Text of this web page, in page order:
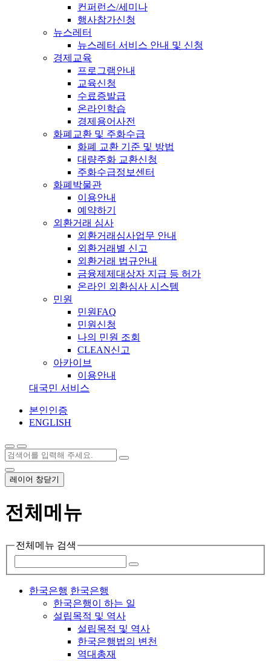
컨퍼런스/세미나
행사참가신청
뉴스레터
뉴스레터 서비스 안내 및 신청
경제교육
프로그램안내
교육신청
수료증발급
온라인학습
경제용어사전
화폐교환 및 주화수급
화폐 교환 기준 및 방법
대량주화 교환신청
주화수급정보센터
화폐박물관
이용안내
예약하기
외환거래 심사
외환거래심사업무 안내
외환거래별 신고
외환거래 법규안내
금융제제대상자 지급 등 허가
온라인 외환심사 시스템
민원
민원FAQ
민원신청
나의 민원 조회
CLEAN신고
아카이브
이용안내
대국민 서비스
본인인증
ENGLISH
레이어 창닫기
전체메뉴
전체메뉴 검색
한국은행 한국은행
한국은행이 하는 일
설립목적 및 역사
설립목적 및 역사
한국은행법의 변천
역대총재